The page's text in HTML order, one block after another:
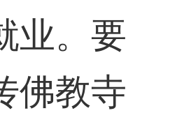
业。要
佛教寺